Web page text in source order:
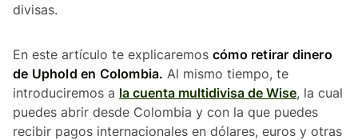
divisas.
En este artículo te explicaremos cómo retirar dinero
de Uphold en Colombia. Al mismo tiempo, te
introduciremos a la cuenta multidivisa de Wise, la cual
puedes abrir desde Colombia y con la que puedes
recibir pagos internacionales en dólares, euros y otras